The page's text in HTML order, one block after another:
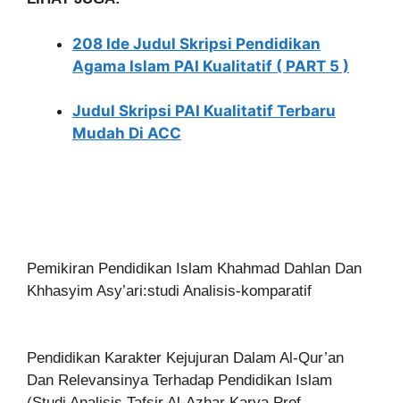
208 Ide Judul Skripsi Pendidikan
Agama Islam PAI Kualitatif ( PART 5 )
Judul Skripsi PAI Kualitatif Terbaru
Mudah Di ACC
Pemikiran Pendidikan Islam Khahmad Dahlan Dan
Khhasyim Asy’ari:studi Analisis-komparatif
Pendidikan Karakter Kejujuran Dalam Al-Qur’an
Dan Relevansinya Terhadap Pendidikan Islam